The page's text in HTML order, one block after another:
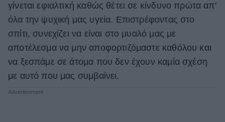
Hautes Grecians
Γάμος
γίνεται εφιαλτική καθώς θέτει σε κίνδυνο πρώτα απ'
όλα την ψυχική μας υγεία. Επιστρέφοντας στο
σπίτι, συνεχίζει να είναι στο μυαλό μας με
αποτέλεσμα να μην αποφορτιζόμαστε καθόλου και
να ξεσπάμε σε άτομα που δεν έχουν καμία σχέση
με αυτό που μας συμβαίνει.